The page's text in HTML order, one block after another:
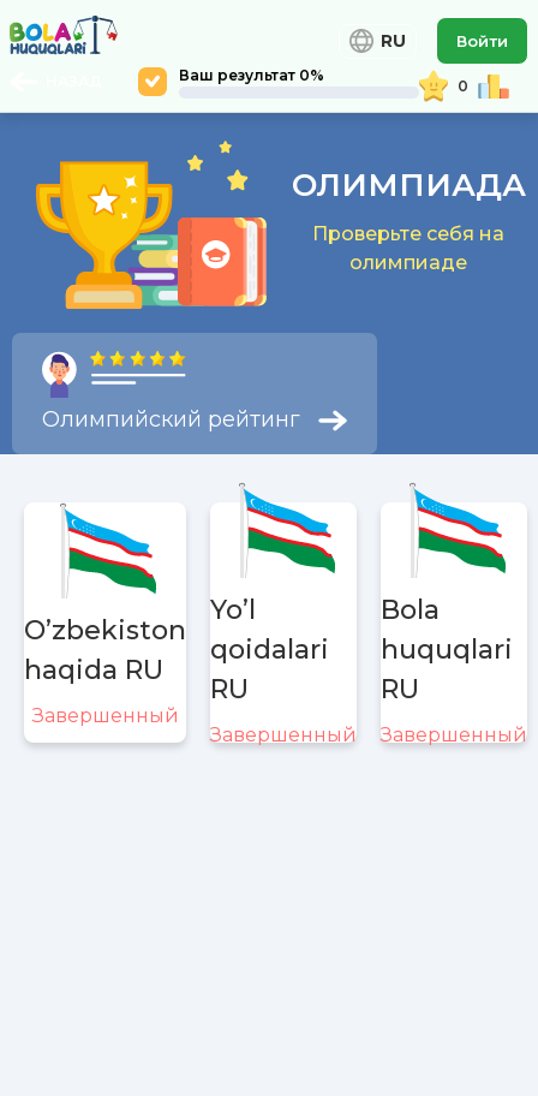
Ваш результат 0%
0
RU Войти
ОЛИМПИАДА
Проверьте себя на
олимпиаде
Олимпийский рейтинг
O’zbekiston
haqida RU
Завершенный
Yo’l
qoidalari
RU
Завершенный
Bola
huquqlari
RU
Завершенный